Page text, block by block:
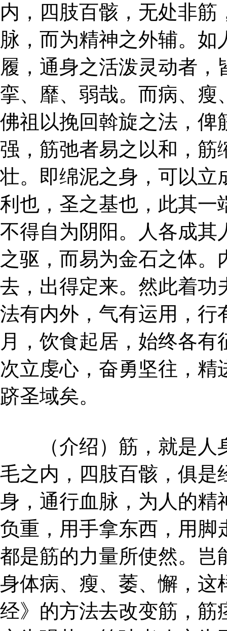
内，四肢百骸，无处非
脉，而为精神之外辅。
履，通身之活泼灵动者
挛、靡、弱哉。而病、瘦
佛祖以挽回斡旋之法，俾
强，筋弛者易之以和，筋
壮。即绵泥之身，可以立
利也，圣之基也，此其一
不得自为阴阳。人各成其
之驱，而易为金石之体
去，出得定来。然此着功
法有内外，气有运用，行
月，饮食起居，始终各
次立虔心，奋勇坚往，
跻圣域矣。
（介绍）筋，就是人
毛之内，四肢百骸，俱是
身，通行血脉，为人的精
负重，用手拿东西，用脚
都是筋的力量所使然。岂
身体病、瘦、萎、懈，这
经》的方法去改变筋，筋